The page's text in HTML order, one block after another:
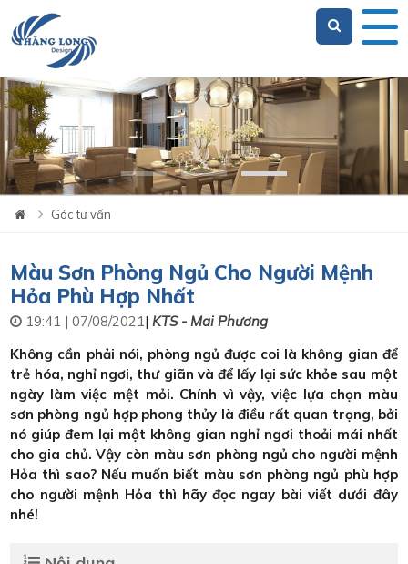
Loading...
Góc tư vấn
Màu Sơn Phòng Ngủ Cho Người Mệnh
Hỏa Phù Hợp Nhất
19:41 | 07/08/2021|KTS - Mai Phương
Không cần phải nói, phòng ngủ được coi là không gian để
trẻ hóa, nghỉ ngơi, thư giãn và để lấy lại sức khỏe sau một
ngày làm việc mệt mỏi. Chính vì vậy, việc lựa chọn màu
sơn phòng ngủ hợp phong thủy là điều rất quan trọng, bởi
nó giúp đem lại một không gian nghỉ ngơi thoải mái nhất
cho gia chủ. Vậy còn màu sơn phòng ngủ cho người mệnh
Hỏa thì sao? Nếu muốn biết màu sơn phòng ngủ phù hợp
cho người mệnh Hỏa thì hãy đọc ngay bài viết dưới đây
nhé!